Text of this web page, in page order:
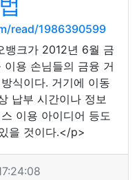
read/1986390599
뱅크가 2012년 6월 금
용 손님들의 금융 거
식이다. 거기에 이동
납부 시간이나 정보
이용 아이디어 등도
을 것이다.</p>